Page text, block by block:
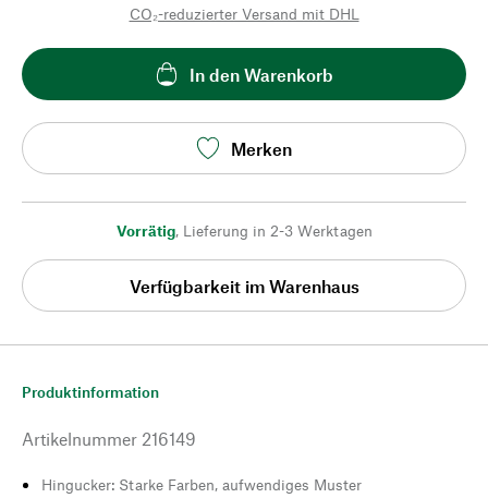
CO₂-reduzierter Versand mit DHL
In den Warenkorb
Merken
Vorrätig, Lieferung in 2-3 Werktagen
Verfügbarkeit im Warenhaus
Produktinformation
Artikelnummer 216149
Hingucker: Starke Farben, aufwendiges Muster